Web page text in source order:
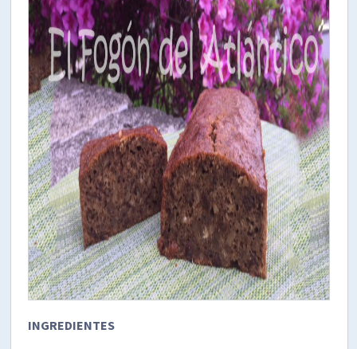
INGREDIENTES